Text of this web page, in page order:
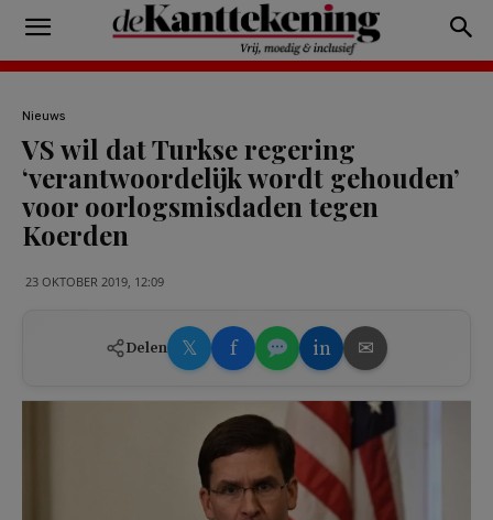
Nieuws
VS wil dat Turkse regering
‘verantwoordelijk wordt gehouden’
voor oorlogsmisdaden tegen
Koerden
23 OKTOBER 2019, 12:09
Delen 𝕏 f in ✉